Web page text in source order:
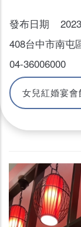
發布日期
408台中市南屯
04-36006000
女兒紅婚宴會